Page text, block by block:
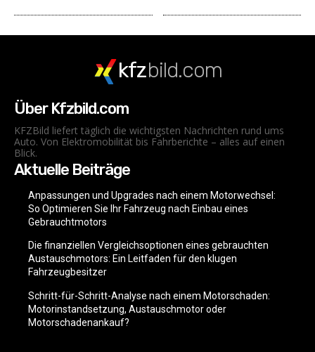
kfzbild.com
Über Kfzbild.com
KFZBild liefert täglich die wichtigsten Nachrichten rund ums
Auto. Von Elektromobilität bis Fahrberichte – alles auf einen
Blick.
Aktuelle Beiträge
Anpassungen und Upgrades nach einem Motorwechsel:
So Optimieren Sie Ihr Fahrzeug nach Einbau eines
Gebrauchtmotors
Die finanziellen Vergleichsoptionen eines gebrauchten
Austauschmotors: Ein Leitfaden für den klugen
Fahrzeugbesitzer
Schritt-für-Schritt-Analyse nach einem Motorschaden:
Motorinstandsetzung, Austauschmotor oder
Motorschadenankauf?